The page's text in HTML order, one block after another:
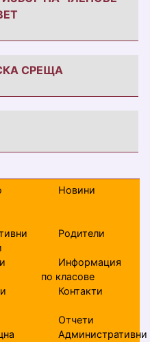
СРЕЩА
Новини
Родители
Информация
по класове
Контакти
Отчети
Административни